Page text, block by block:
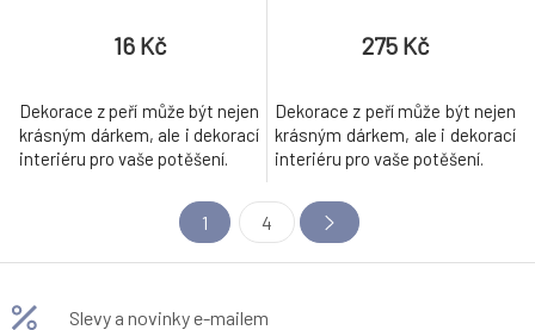
16 Kč
Dekorace z peří může být nejen
krásným dárkem, ale i dekorací
interiéru pro vaše potěšení.
275 Kč
Dekorace z peří může být nejen
krásným dárkem, ale i dekorací
interiéru pro vaše potěšení.
1 4
Slevy a novinky e-mailem